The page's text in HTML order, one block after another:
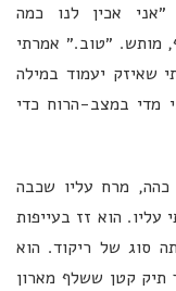
אכין לנו כמה
מותש. ״טוב.״ אמרתי
שאיזק יעמוד במילה
מדי במצב-הרוח כדי
כהה, מרח עליו שכבה
הוא זז בעייפות
סוג של ריקוד. הוא
תיק קטן ששלף מארון